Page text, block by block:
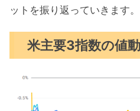
セクター別パフォ
S&P500チャート
米国市場のトピックス
イラン新最高指
ットを振り返っていきます。
米主要3指数の値